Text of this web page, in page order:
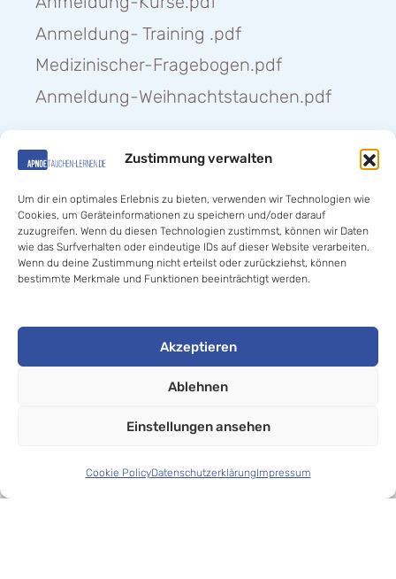
Zustimmung verwalten
Um dir ein optimales Erlebnis zu bieten, verwenden wir Technologien wie
Cookies, um Geräteinformationen zu speichern und/oder darauf
zuzugreifen. Wenn du diesen Technologien zustimmst, können wir Daten
wie das Surfverhalten oder eindeutige IDs auf dieser Website verarbeiten.
Wenn du deine Zustimmung nicht erteilst oder zurückziehst, können
bestimmte Merkmale und Funktionen beeinträchtigt werden.
Akzeptieren
Ablehnen
Einstellungen ansehen
Cookie PolicyDatenschutzerklärungImpressum
Anmeldung- Training .pdf
Medizinischer-Fragebogen.pdf
Anmeldung-Weihnachtstauchen.pdf
Hilfe «
© 2020-2025 Jan Thomas Kalz //
Apnoetauchen- lernen.de. All rights reserved.